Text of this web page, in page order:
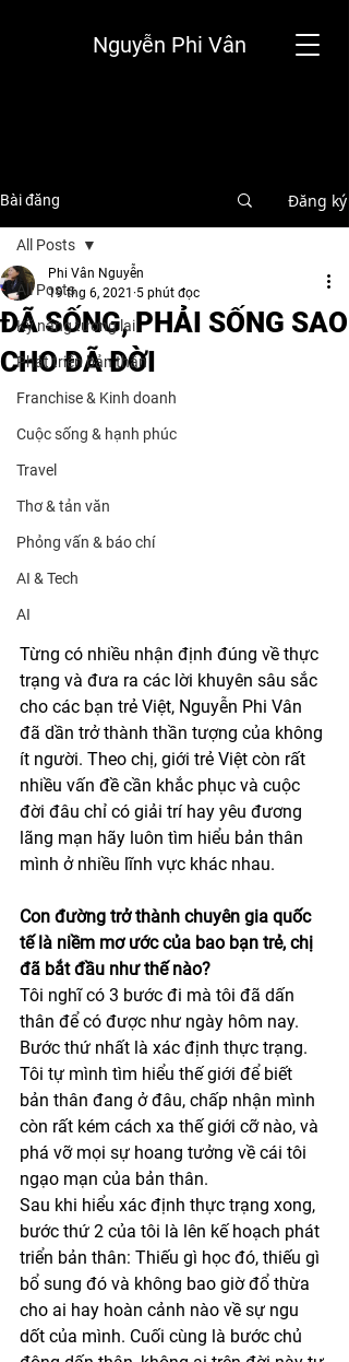
Nguyễn Phi Vân
Bài đăng Đăng ký
All Posts
Kỹ năng tương lai
Phát triển bản thân
Franchise & Kinh doanh
Cuộc sống & hạnh phúc
Travel
Thơ & tản văn
Phỏng vấn & báo chí
AI & Tech
AI
All Posts
ĐÃ SỐNG, PHẢI SỐNG SAO
CHO ĐÃ ĐỜI
Phi Vân Nguyễn
19 thg 6, 2021 5 phút đọc
Từng có nhiều nhận định đúng về thực
trạng và đưa ra các lời khuyên sâu sắc
cho các bạn trẻ Việt, Nguyễn Phi Vân
đã dần trở thành thần tượng của không
ít người. Theo chị, giới trẻ Việt còn rất
nhiều vấn đề cần khắc phục và cuộc
đời đâu chỉ có giải trí hay yêu đương
lãng mạn hãy luôn tìm hiểu bản thân
mình ở nhiều lĩnh vực khác nhau.
Con đường trở thành chuyên gia quốc
tế là niềm mơ ước của bao bạn trẻ, chị
đã bắt đầu như thế nào?
Tôi nghĩ có 3 bước đi mà tôi đã dấn
thân để có được như ngày hôm nay.
Bước thứ nhất là xác định thực trạng.
Tôi tự mình tìm hiểu thế giới để biết
bản thân đang ở đâu, chấp nhận mình
còn rất kém cách xa thế giới cỡ nào, và
phá vỡ mọi sự hoang tưởng về cái tôi
ngạo mạn của bản thân.
Sau khi hiểu xác định thực trạng xong,
bước thứ 2 của tôi là lên kế hoạch phát
triển bản thân: Thiếu gì học đó, thiếu gì
bổ sung đó và không bao giờ đổ thừa
cho ai hay hoàn cảnh nào về sự ngu
dốt của mình. Cuối cùng là bước chủ